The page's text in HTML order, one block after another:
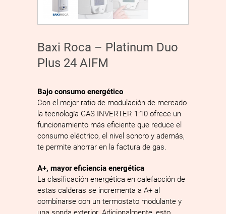
Baxi Roca – Platinum Duo
Plus 24 AIFM
Bajo consumo energético
Con el mejor ratio de modulación de mercado
la tecnología GAS INVERTER 1:10 ofrece un
funcionamiento más eficiente que reduce el
consumo eléctrico, el nivel sonoro y además,
te permite ahorrar en la factura de gas.
A+, mayor eficiencia energética
La clasificación energética en calefacción de
estas calderas se incrementa a A+ al
combinarse con un termostato modulante y